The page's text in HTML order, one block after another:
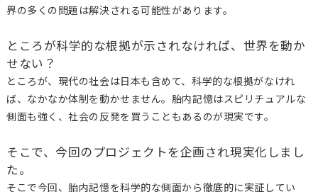
界の多くの問題は解決される可能性があります。
ところが科学的な根拠が示されなければ、世界を動か
せない？
ところが、現代の社会は日本も含めて、科学的な根拠がなけれ
ば、なかなか体制を動かせません。胎内記憶はスピリチュアルな
側面も強く、社会の反発を買うこともあるのが現実です。
そこで、今回のプロジェクトを企画され現実化しまし
た。
そこで今回、胎内記憶を科学的な側面から徹底的に実証してい